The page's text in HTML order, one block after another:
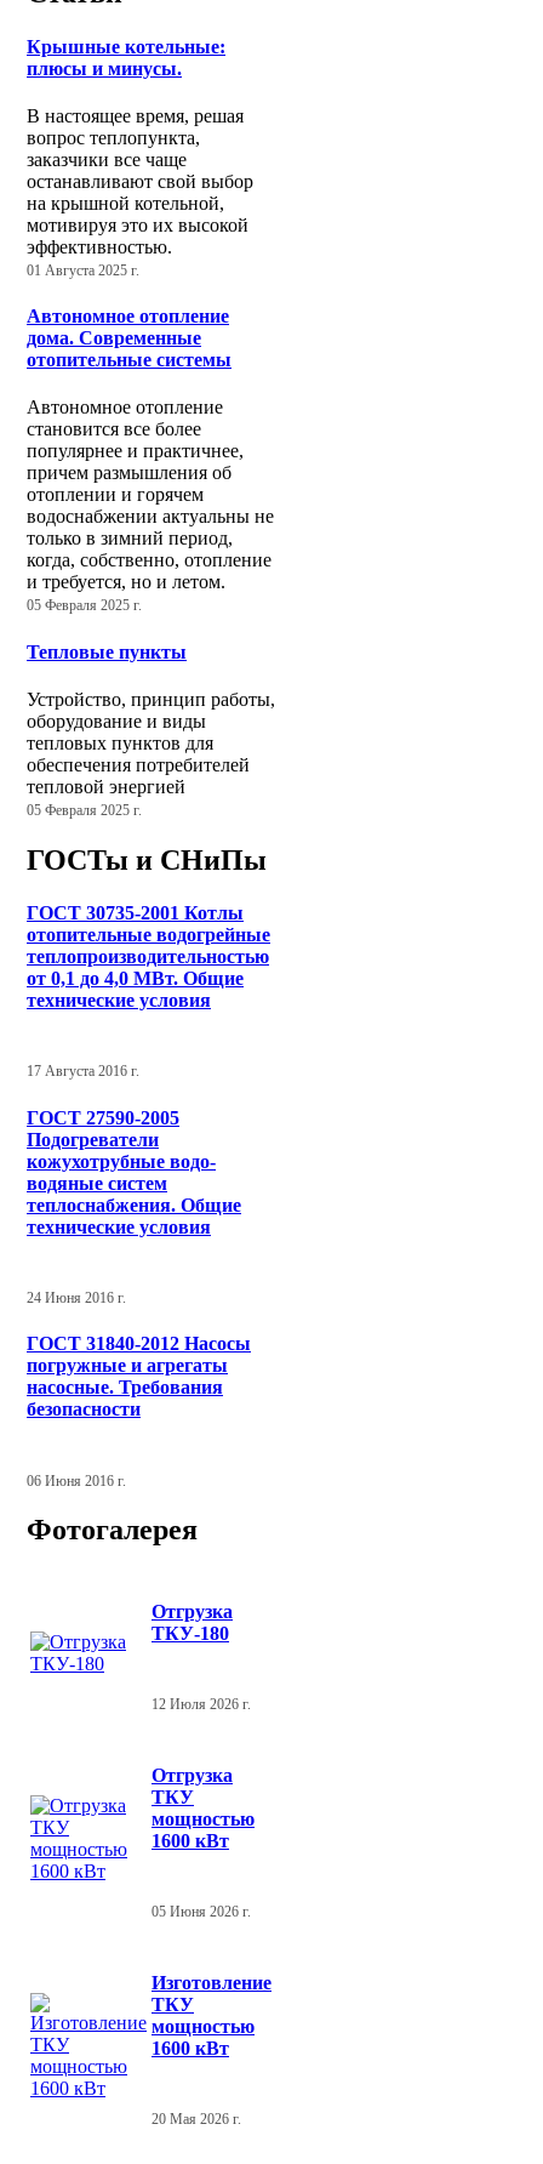
Крышные котельные:
плюсы и минусы.
В настоящее время, решая
вопрос теплопункта,
заказчики все чаще
останавливают свой выбор
на крышной котельной,
мотивируя это их высокой
эффективностью.
01 Августа 2025 г.
Автономное отопление
дома. Современные
отопительные системы
Автономное отопление
становится все более
популярнее и практичнее,
причем размышления об
отоплении и горячем
водоснабжении актуальны не
только в зимний период,
когда, собственно, отопление
и требуется, но и летом.
05 Февраля 2025 г.
Тепловые пункты
Устройство, принцип работы,
оборудование и виды
тепловых пунктов для
обеспечения потребителей
тепловой энергией
05 Февраля 2025 г.
ГОСТы и СНиПы
ГОСТ 30735-2001 Котлы
отопительные водогрейные
теплопроизводительностью
от 0,1 до 4,0 МВт. Общие
технические условия
17 Августа 2016 г.
ГОСТ 27590-2005
Подогреватели
кожухотрубные водо-
водяные систем
теплоснабжения. Общие
технические условия
24 Июня 2016 г.
ГОСТ 31840-2012 Насосы
погружные и агрегаты
насосные. Требования
безопасности
06 Июня 2016 г.
Фотогалерея
Отгрузка
ТКУ-180
12 Июля 2026 г.
Отгрузка
ТКУ
мощностью
1600 кВт
05 Июня 2026 г.
Изготовление
ТКУ
мощностью
1600 кВт
20 Мая 2026 г.